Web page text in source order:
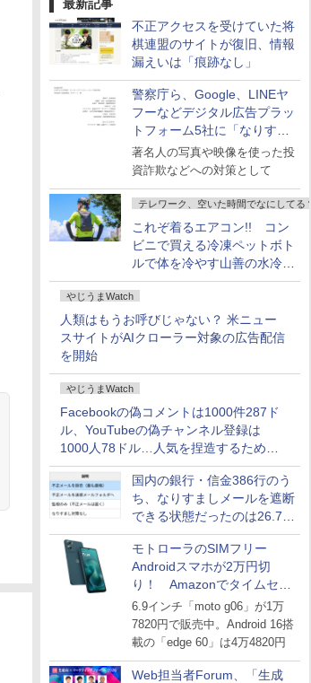
最新記事
不正アクセスを受けていた将
棋連盟のサイトが復旧、情報
漏えいは「痕跡なし」
警察庁ら、Google、LINEヤ
フーなどデジタル広告プラッ
トフォーム5社に「なりすま
し詐欺広告」対策強化を要請
著名人の写真や映像を使った投
資詐欺などへの対策として
テレワーク、空いた時間でなにしてる？
これぞ着るエアコン!! コン
ビニで買える冷凍ペットボト
ルで体を冷やす山善の水冷ベ
ストがロードバイクにちょう
どいい【ぼっち・ざ・ろー
ど！その14】
やじうまWatch
人類はもうお呼びじゃない？ 米ニュー
スサイトがAIクローラー対象の広告配信
を開始
やじうまWatch
Facebookの偽コメントは1000件287ド
ル、YouTubeの偽チャンネル登録は
1000人78ドル…人気を捏造するための
価格リストが公開中
国内の銀行・信金386行のう
ち、なりすましメールを遮断
できる状態だったのは26.7％
にとどまる～GMOブランド
セキュリティ調査
モトローラのSIMフリー
Androidスマホが2万円切
り！ Amazonでタイムセー
ル
6.9インチ「moto g06」が1万
7820円で販売中。Android 16搭
載の「edge 60」は4万4820円
Web担当者Forum、「生成